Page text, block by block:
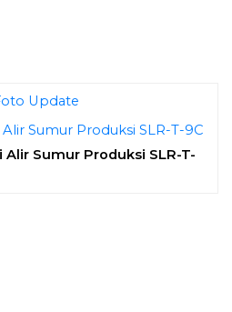
Alir Sumur Produksi SLR-T-